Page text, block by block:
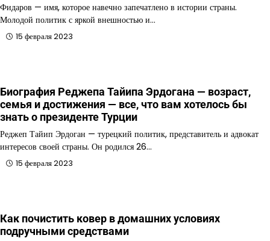
Фидаров — имя, которое навечно запечатлено в истории страны.
Молодой политик с яркой внешностью и…
15 февраля 2023
Биография Реджепа Тайипа Эрдогана — возраст,
семья и достижения — все, что вам хотелось бы
знать о президенте Турции
Реджеп Тайип Эрдоган — турецкий политик, представитель и адвокат
интересов своей страны. Он родился 26…
15 февраля 2023
Как почистить ковер в домашних условиях
подручными средствами